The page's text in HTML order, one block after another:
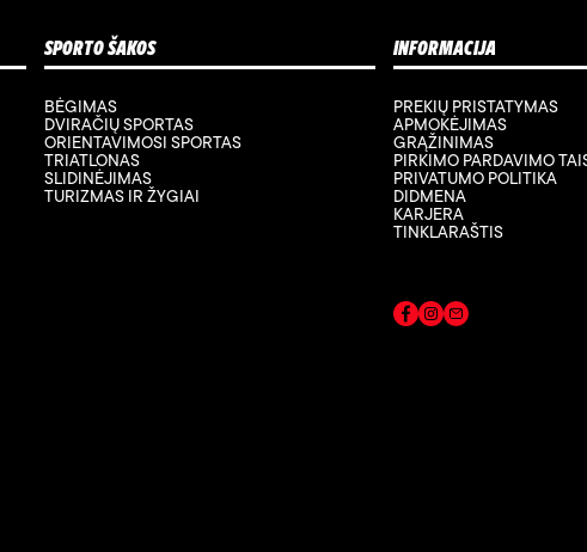
SPORTO ŠAKOS
BĖGIMAS
DVIRAČIŲ SPORTAS
ORIENTAVIMOSI SPORTAS
TRIATLONAS
SLIDINĖJIMAS
TURIZMAS IR ŽYGIAI
INFORMACIJA
PREKIŲ PRISTATYMAS
APMOKĖJIMAS
GRĄŽINIMAS
PIRKIMO PARDAVIMO
PRIVATUMO POLITIKA
DIDMENA
KARJERA
TINKLARAŠTIS